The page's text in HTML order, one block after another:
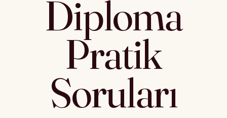
Diploma
Pratik
Soruları